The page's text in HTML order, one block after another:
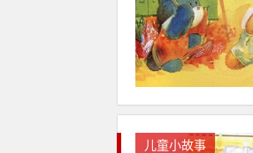
儿童小故事